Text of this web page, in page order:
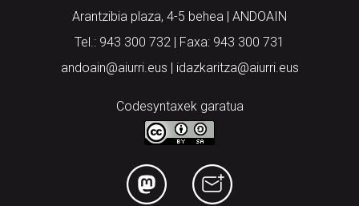
Arantzibia plaza, 4-5 behea | ANDOAIN
Tel.: 943 300 732 | Faxa: 943 300 731
andoain@aiurri.eus | idazkaritza@aiurri.eus
Codesyntaxek garatua